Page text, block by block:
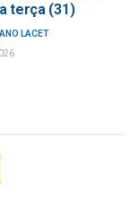
terça (31)
LACET